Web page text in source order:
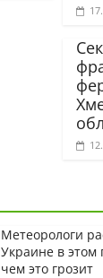
Метеорологи
Украине в этом
чем это грозит